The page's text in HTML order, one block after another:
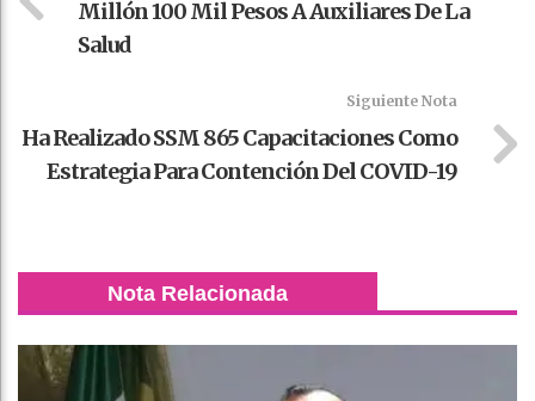
Millón 100 Mil Pesos A Auxiliares De La
Salud
Siguiente Nota
Ha Realizado SSM 865 Capacitaciones Como
Estrategia Para Contención Del COVID-19
Nota Relacionada